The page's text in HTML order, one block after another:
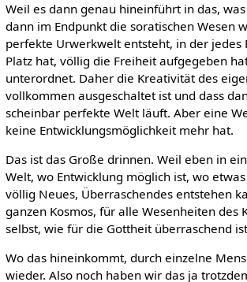
Weil es dann genau hineinführt in das,
dann im Endpunkt die soratischen Wesen
perfekte Urwerkwelt entsteht, in der jedes
Platz hat, völlig die Freiheit aufgegeben
unterordnet. Daher die Kreativität des
vollkommen ausgeschaltet ist und dass
scheinbar perfekte Welt läuft. Aber eine
keine Entwicklungsmöglichkeit mehr hat.
Das ist das Große drinnen. Weil eben in
Welt, wo Entwicklung möglich ist, wo
völlig Neues, Überraschendes entstehen
ganzen Kosmos, für alle Wesenheiten des
selbst, wie für die Gottheit überraschend
Wo das hineinkommt, durch einzelne
wieder. Also noch haben wir das ja